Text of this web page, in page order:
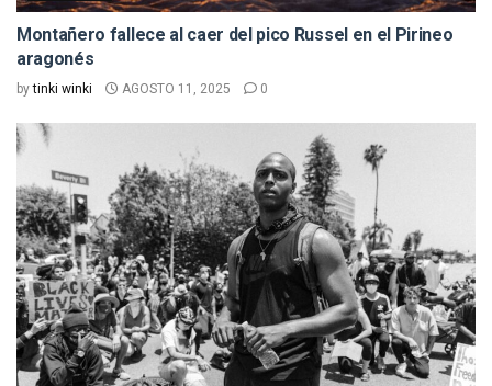
Montañero fallece al caer del pico Russel en el Pirineo
aragonés
by tinki winki AGOSTO 11, 2025 0